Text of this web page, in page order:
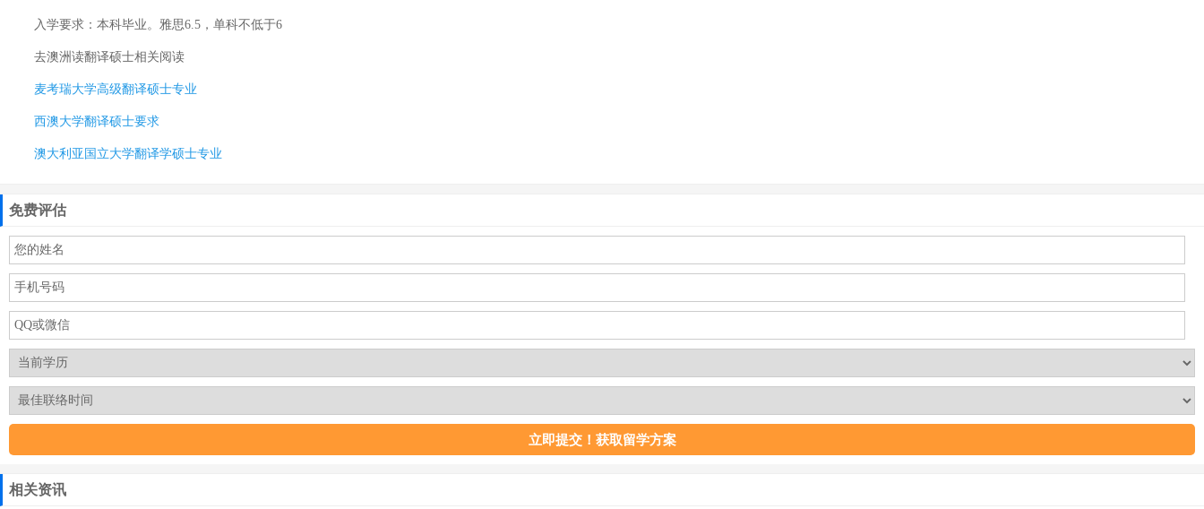
入学要求：本科毕业。雅思6.5，单科不低于6
去澳洲读翻译硕士相关阅读
麦考瑞大学高级翻译硕士专业
西澳大学翻译硕士要求
澳大利亚国立大学翻译学硕士专业
免费评估
相关资讯